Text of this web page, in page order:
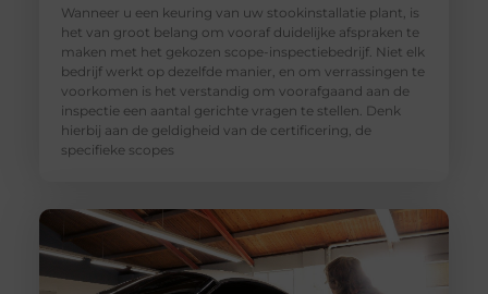
Wanneer u een keuring van uw stookinstallatie plant, is
het van groot belang om vooraf duidelijke afspraken te
maken met het gekozen scope-inspectiebedrijf. Niet elk
bedrijf werkt op dezelfde manier, en om verrassingen te
voorkomen is het verstandig om voorafgaand aan de
inspectie een aantal gerichte vragen te stellen. Denk
hierbij aan de geldigheid van de certificering, de
specifieke scopes